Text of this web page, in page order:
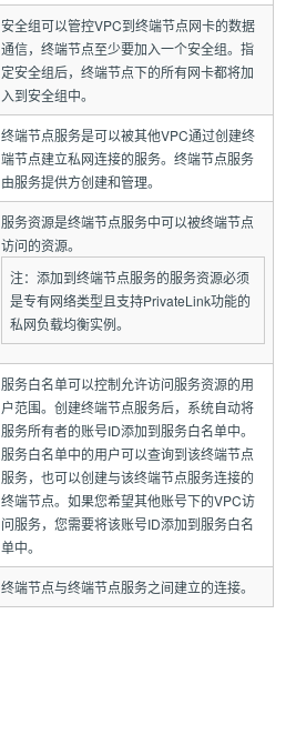
安全组可以管控VPC到终端节点网卡的数据
通信，终端节点至少要加入一个安全组。指
定安全组后，终端节点下的所有网卡都将加
入到安全组中。
终端节点服务是可以被其他VPC通过创建终
端节点建立私网连接的服务。终端节点服务
由服务提供方创建和管理。
服务资源是终端节点服务中可以被终端节点
访问的资源。
注：添加到终端节点服务的服务资源必须
是专有网络类型且支持PrivateLink功能的
私网负载均衡实例。
服务白名单可以控制允许访问服务资源的用
户范围。创建终端节点服务后，系统自动将
服务所有者的账号ID添加到服务白名单中。
服务白名单中的用户可以查询到该终端节点
服务，也可以创建与该终端节点服务连接的
终端节点。如果您希望其他账号下的VPC访
问服务，您需要将该账号ID添加到服务白名
单中。
终端节点与终端节点服务之间建立的连接。